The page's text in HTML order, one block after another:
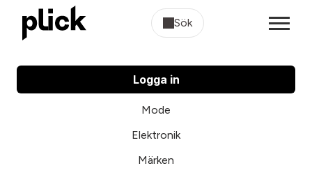
Sök
Logga in
Mode
Elektronik
Märken